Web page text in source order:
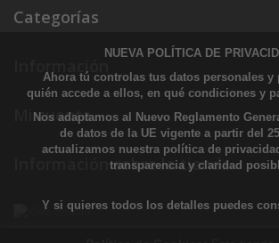
Categorías
Información
Mi cuenta
Información sobre la tienda
NUEVA POLÍTICA DE
Ahora tú controlas tus datos personales y
quién accede a ellos, en qué condiciones y
Nos adaptamos al Nuevo Reglamento
de datos de la UE vigente a partir del
actualizamos nuestra política de
transparencia y claridad
Y si quieres todos los detalles puedes